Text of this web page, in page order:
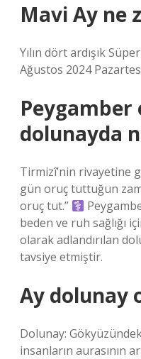
Mavi Ay ne
Yılın dört ardışık
Ağustos 2024
dolunayda
Tirmizî’nin rivayetine
gün oruç tuttuğun
oruç tut.”
beden ve ruh sağlığı
olarak adlandırılan
tavsiye etmiştir.
Ay dolunay
Dolunay:
insanların aurasının